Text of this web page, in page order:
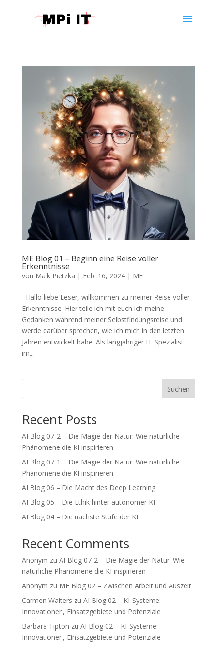
ME Blog 01 – Beginn eine Reise voller
Erkenntnisse
von Maik Pietzka | Feb. 16, 2024| ME
Hallo liebe Leser, willkommen zu meiner Reise voller
Erkenntnisse. Hier teile ich mit euch ich meine
Gedanken während meiner Selbstfindungsreise und
werde darüber sprechen, wie ich mich in den letzten
Jahren entwickelt habe. Als langjähriger IT-Spezialist
im...
Suchen
Recent Posts
AI Blog 07-2 – Die Magie der Natur: Wie natürliche
Phänomene die KI inspirieren
AI Blog 07-1 – Die Magie der Natur: Wie natürliche
Phänomene die KI inspirieren
AI Blog 06 – Die Macht des Deep Learning
AI Blog 05 – Die Ethik hinter autonomer KI
AI Blog 04 – Die nächste Stufe der KI
Recent Comments
Anonym zu AI Blog 07-2 – Die Magie der Natur: Wie
natürliche Phänomene die KI inspirieren
Anonym zu ME Blog 02 – Zwischen Arbeit und Auszeit
Carmen Walters zu AI Blog 02 – KI-Systeme:
Innovationen, Einsatzgebiete und Potenziale
Barbara Tipton zu AI Blog 02 – KI-Systeme:
Innovationen, Einsatzgebiete und Potenziale